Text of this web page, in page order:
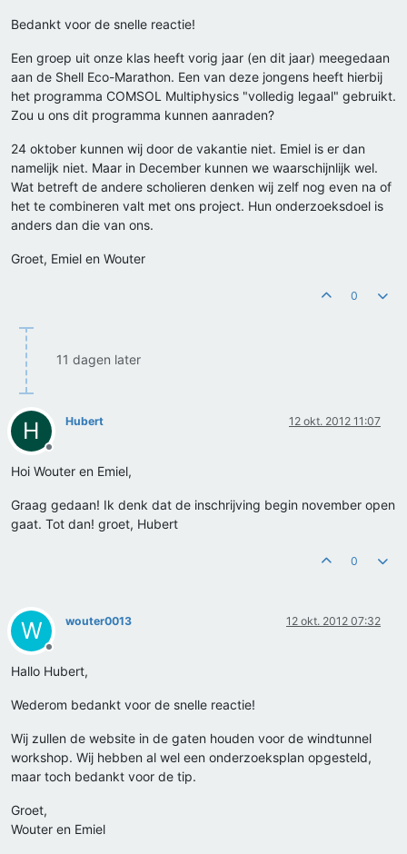
Bedankt voor de snelle reactie!
Een groep uit onze klas heeft vorig jaar (en dit jaar) meegedaan
aan de Shell Eco-Marathon. Een van deze jongens heeft hierbij
het programma COMSOL Multiphysics "volledig legaal" gebruikt.
Zou u ons dit programma kunnen aanraden?
24 oktober kunnen wij door de vakantie niet. Emiel is er dan
namelijk niet. Maar in December kunnen we waarschijnlijk wel.
Wat betreft de andere scholieren denken wij zelf nog even na of
het te combineren valt met ons project. Hun onderzoeksdoel is
anders dan die van ons.
Groet, Emiel en Wouter
0
11 dagen later
H
Offline
Hubert 12 okt. 2012 11:07
Hoi Wouter en Emiel,
Graag gedaan! Ik denk dat de inschrijving begin november open
gaat. Tot dan! groet, Hubert
0
W
Offline
wouter0013 12 okt. 2012 07:32
Hallo Hubert,
Wederom bedankt voor de snelle reactie!
Wij zullen de website in de gaten houden voor de windtunnel
workshop. Wij hebben al wel een onderzoeksplan opgesteld,
maar toch bedankt voor de tip.
Groet,
Wouter en Emiel